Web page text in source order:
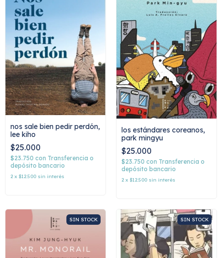
nos sale bien pedir perdón,
lee kiho
$25.000
$23.750 con Transferencia o
depósito bancario
2 x $12.500 sin interés
los estándares coreanos,
park mingyu
$25.000
$23.750 con Transferencia o
depósito bancario
2 x $12.500 sin interés
SIN STOCK SIN STOCK